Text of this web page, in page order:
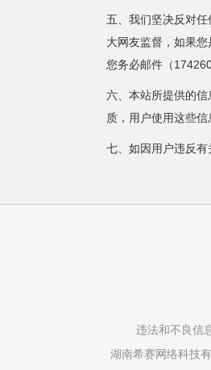
五、我们坚决反对
大网友监督，如果
您务必邮件（
六、本站所提供的
质，用户使用这些
七、如因用户违反
违法和不良信
湖南希赛网络科技